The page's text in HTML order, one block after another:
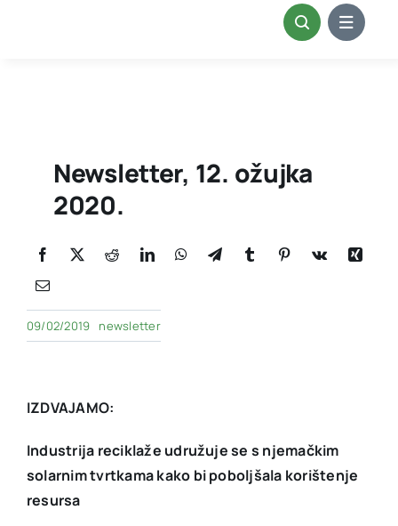
Newsletter, 12. ožujka
2020.
09/02/2019 newsletter
IZDVAJAMO:
Industrija reciklaže udružuje se s njemačkim
solarnim tvrtkama kako bi poboljšala korištenje
resursa